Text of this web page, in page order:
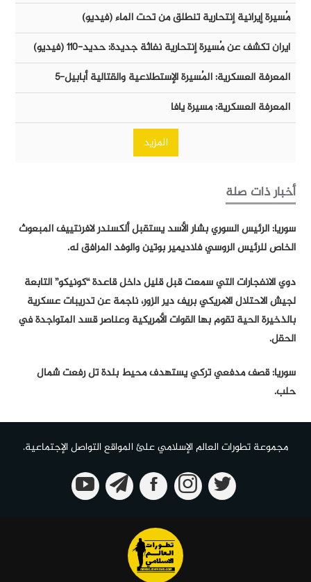
مُسيرة إيرانية إنتحارية تنطلق من تحت الماء (فيديو)
ايران تكشف عن مُسيرة إنتحارية نفاثة جديدة: حديد-١١٠ (فيديو)
المعرفة العسكرية: المُسيرة الإستطلاعية والقتالية أبابيل-٥
المعرفة العسكرية: مسيرة يافا
المزيد
أخبار ذات صلة
سوريا: الرئيس السوري بشار الأسد يستقبل ألكسندر لافرنتييف المبعوث
الخاص للرئيس الروسي فلاديمير بوتين والوفد المرافق له.
دوي الانفجارات التي سمعت قبل قليل داخل قاعدة “كونيكو” التابعة
لجيش الاحتلال الامريكي بريف دير الزور، ناجمة عن تدريبات عسكرية
بالذخيرة الحية تقوم بها القوات الأمريكية وعناصر قسد المتواجدة في
الحقل.
سوريا: قصف مدفعي تركي يستهدف محيط بلدة تل رفعت شمال
حلب.
مجموعة تطورات العالم الإسلامي علئ المواقع التواصل الإجتماعية.